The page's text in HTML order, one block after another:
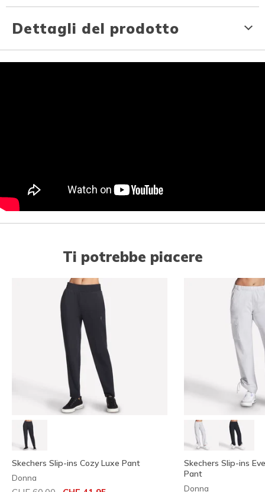
Dettagli del prodotto
Ti potrebbe piacere
Skechers Slip-ins Cozy Luxe Pant
Donna
Skechers Slip-ins
Pant
Donna